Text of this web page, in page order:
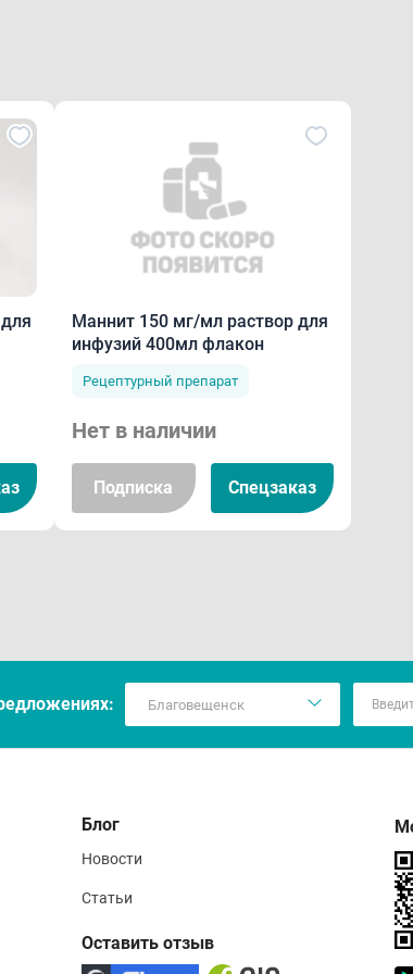
системы: крапивница.
и подкожных тканей: кожная сыпь.
системы: галлюцинации, головная боль,
и мочевыводящих путей: избыточный
дыхания: отек легких.
струйно или капельно). Доза
терапии. Профилактическая доза
или подозрением на почечную
дозу (200 мг/кг массы тела) в течение 3-5
в течение 2-3 часов после введения
введение тест-дозы. При отсутствии
Маннит 150 мг/мл раствор для
инфузий 400мл флакон
Рецептурный препарат
Нет в наличии
Подписка Спецзаказ
Блог
Новости
Статьи
Оставить отзыв